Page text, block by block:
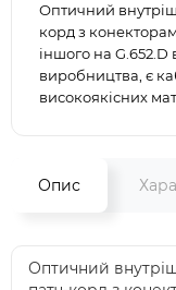
Оптичний
корд з
іншого на G.652.D
виробництва, є
високоякісних
Опис
Оптичний